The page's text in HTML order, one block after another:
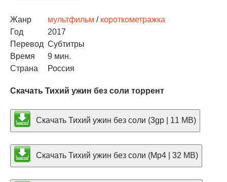
Жанр мультфильм / короткометражка
Год
2017
Перевод Субтитры
Время
9 мин.
Страна
Россия
Скачать Тихий ужин без соли торрент
Скачать Тихий ужин без соли (3gp | 11 MB)
Скачать Тихий ужин без соли (Mp4 | 32 MB)